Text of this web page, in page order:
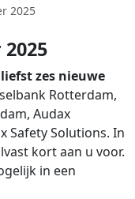
2025
liefst zes nieuwe
Rotterdam,
Audax
Safety Solutions. In
kort aan u voor.
in een